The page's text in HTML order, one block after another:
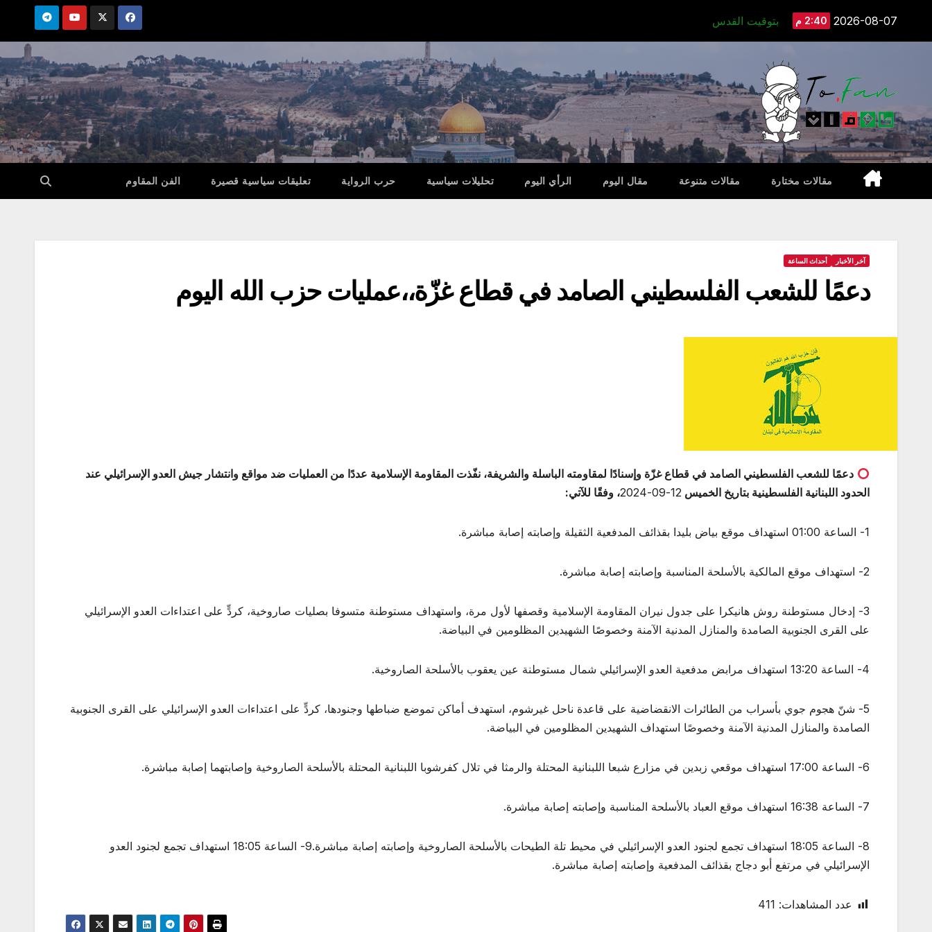
2026-08-07 2:40 م بتوقيت القدس
مقالات مختارة مقالات متنوعة مقال اليوم الرأي اليوم تحليلات سياسية حرب الرواية تعليقات سياسية قصيرة الفن المقاوم
آخر الأخبار أحداث الساعة
دعمًا للشعب الفلسطيني الصامد في قطاع غزّة،،عمليات حزب الله اليوم
دعمًا للشعب الفلسطيني الصامد في قطاع غزّة وإسنادًا لمقاومته الباسلة ‌‌‏والشريفة، نفّذت المقاومة الإسلامية عددًا من العمليات ضد مواقع وانتشار جيش العدو الإسرائيلي عند
الحدود اللبنانية الفلسطينية بتاريخ الخميس 12-09-2024 ، وفقًا للآتي:
1- الساعة 01:00 استهداف موقع بياض بليدا ‏بقذائف المدفعية الثقيلة وإصابته إصابة مباشرة.‏
2- استهداف موقع المالكية ‏بالأسلحة المناسبة وإصابته إصابة مباشرة.‏
3- إدخال مستوطنة روش هانيكرا على جدول نيران المقاومة ‏الإسلامية وقصفها لأول ‏مرة، واستهداف مستوطنة متسوفا بصليات صاروخية، كردٍّ على ‌‏اعتداءات العدو الإسرائيلي
على القرى الجنوبية الصامدة والمنازل المدنية الآمنة وخصوصًا الشهيدين المظلومين ‏في البياضة.
4- الساعة 13:20 استهداف مرابض مدفعية ‌‏العدو الإسرائيلي شمال مستوطنة عين يعقوب بالأسلحة الصاروخية.
5- شنّ هجوم جوي بأسراب من الطائرات الانقضاضية على قاعدة ناحل ‏غيرشوم، استهدف أماكن تموضع ضباطها وجنودها، كردٍّ على ‌‌‏اعتداءات العدو الإسرائيلي على القرى الجنوبية
الصامدة والمنازل المدنية الآمنة وخصوصًا استهداف الشهيدين ‏المظلومين ‏في البياضة.
6- الساعة 17:00 استهداف موقعي زبدين ‌‏في مزارع شبعا اللبنانية المحتلة والرمثا في تلال كفرشوبا اللبنانية المحتلة بالأسلحة الصاروخية ‌‏وإصابتهما إصابة مباشرة.
7- الساعة 16:38 استهداف موقع العباد ‏بالأسلحة المناسبة وإصابته إصابة مباشرة.
8- الساعة 18:05 استهداف تجمع لجنود ‏العدو الإسرائيلي في محيط تلة الطيحات بالأسلحة الصاروخية وإصابته إصابة مباشرة.9- الساعة 18:05 استهداف تجمع لجنود ‏العدو
الإسرائيلي في مرتفع أبو دجاج بقذائف المدفعية وإصابته إصابة مباشرة.
عدد المشاهدات: 411